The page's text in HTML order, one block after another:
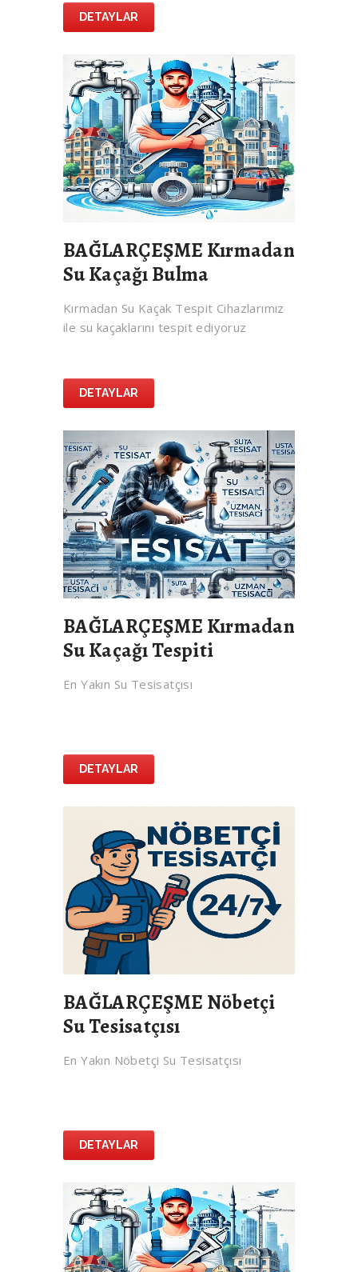
DETAYLAR
BAĞLARÇEŞME Kırmadan
Su Kaçağı Bulma
Kırmadan Su Kaçak Tespit Cihazlarımız
ile su kaçaklarını tespit ediyoruz
DETAYLAR
BAĞLARÇEŞME Kırmadan
Su Kaçağı Tespiti
En Yakın Su Tesisatçısı
DETAYLAR
BAĞLARÇEŞME Nöbetçi
Su Tesisatçısı
En Yakın Nöbetçi Su Tesisatçısı
DETAYLAR